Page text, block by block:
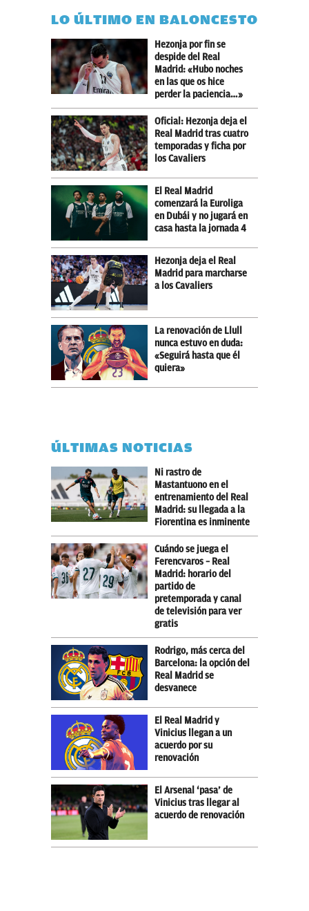
LO ÚLTIMO EN BALONCESTO
Hezonja por fin se
despide del Real
Madrid: «Hubo noches
en las que os hice
perder la paciencia…»
Oficial: Hezonja deja el
Real Madrid tras cuatro
temporadas y ficha por
los Cavaliers
El Real Madrid
comenzará la Euroliga
en Dubái y no jugará en
casa hasta la jornada 4
Hezonja deja el Real
Madrid para marcharse
a los Cavaliers
La renovación de Llull
nunca estuvo en duda:
«Seguirá hasta que él
quiera»
ÚLTIMAS NOTICIAS
Ni rastro de
Mastantuono en el
entrenamiento del Real
Madrid: su llegada a la
Fiorentina es inminente
Cuándo se juega el
Ferencvaros – Real
Madrid: horario del
partido de
pretemporada y canal
de televisión para ver
gratis
Rodrigo, más cerca del
Barcelona: la opción del
Real Madrid se
desvanece
El Real Madrid y
Vinicius llegan a un
acuerdo por su
renovación
El Arsenal ‘pasa’ de
Vinicius tras llegar al
acuerdo de renovación